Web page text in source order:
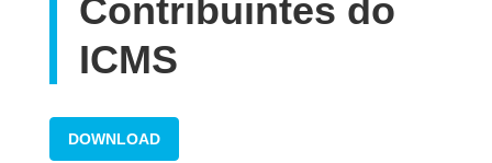
Contribuintes do
ICMS
DOWNLOAD